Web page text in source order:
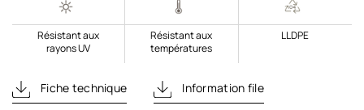
Résistant aux
rayons UV
Résistant aux
températures
LLDPE
Fiche technique Information file